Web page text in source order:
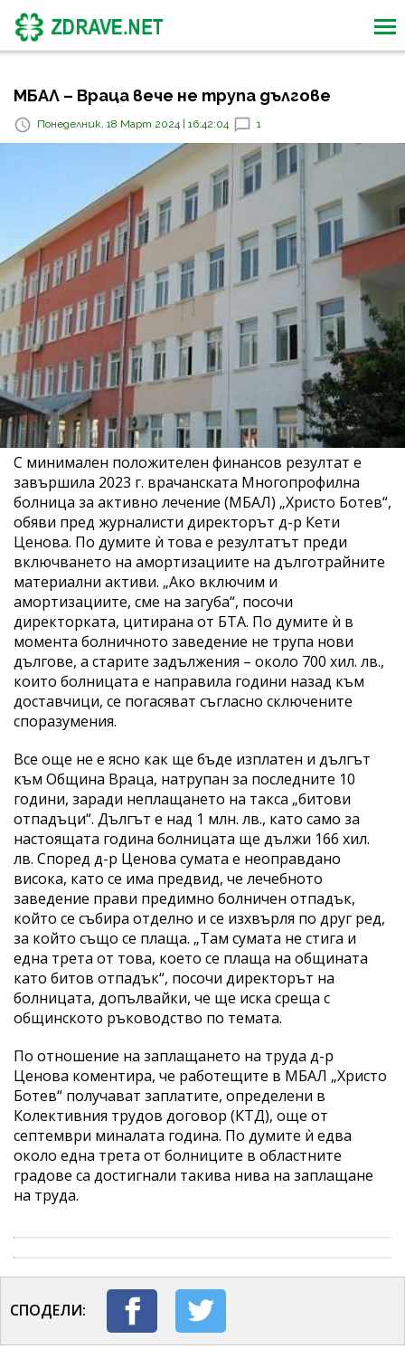
МБАЛ – Враца вече не трупа дългове
Понеделник, 18 Март 2024 | 16:42:04 1
С минимален положителен финансов резултат е
завършила 2023 г. врачанската Многопрофилна
болница за активно лечение (МБАЛ) „Христо Ботев“,
обяви пред журналисти директорът д-р Кети
Ценова. По думите ѝ това е резултатът преди
включването на амортизациите на дълготрайните
материални активи. „Ако включим и
амортизациите, сме на загуба“, посочи
директорката, цитирана от БТА. По думите ѝ в
момента болничното заведение не трупа нови
дългове, а старите задължения – около 700 хил. лв.,
които болницата е направила години назад към
доставчици, се погасяват съгласно сключените
споразумения.
Все още не е ясно как ще бъде изплатен и дългът
към Община Враца, натрупан за последните 10
години, заради неплащането на такса „битови
отпадъци“. Дългът е над 1 млн. лв., като само за
настоящата година болницата ще дължи 166 хил.
лв. Според д-р Ценова сумата е неоправдано
висока, като се има предвид, че лечебното
заведение прави предимно болничен отпадък,
който се събира отделно и се изхвърля по друг ред,
за който също се плаща. „Там сумата не стига и
една трета от това, което се плаща на общината
като битов отпадък“, посочи директорът на
болницата, допълвайки, че ще иска среща с
общинското ръководство по темата.
По отношение на заплащането на труда д-р
Ценова коментира, че работещите в МБАЛ „Христо
Ботев“ получават заплатите, определени в
Колективния трудов договор (КТД), още от
септември миналата година. По думите ѝ едва
около една трета от болниците в областните
градове са достигнали такива нива на заплащане
на труда.
СПОДЕЛИ: